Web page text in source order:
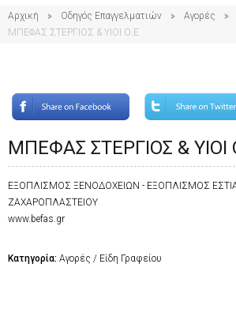
Αρχική Οδηγός Επαγγελματιών Αγορές
ΜΠΕΦΑΣ ΣΤΕΡΓΙΟΣ & ΥΙΟΙ Ο.Ε
ΜΠΕΦΑΣ ΣΤΕΡΓΙΟΣ & ΥΙΟΙ
ΕΞΟΠΛΙΣΜΟΣ ΞΕΝΟΔΟΧΕΙΩΝ - ΕΞΟΠΛΙΣΜΟΣ
ΖΑΧΑΡΟΠΛΑΣΤΕΙΟΥ
www.befas.gr
Κατηγορία: Αγορές / Είδη Γραφείου